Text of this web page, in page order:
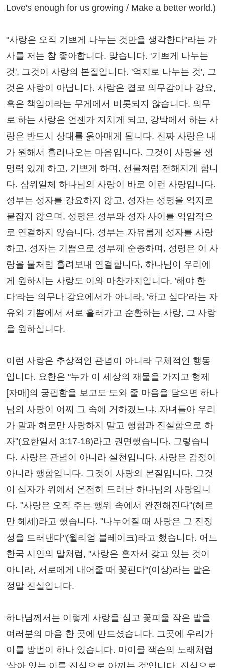
Love's enough for us growing / Make a better world.)
"사랑은 오직 기쁘게 나누는 것만을 생각한다"라는 가
사를 저는 참 좋아합니다. 맞습니다. '기쁘게 나누는
것', 그것이 사랑의 본질입니다. '억지로 나누는 것', 그
것은 사랑이 아닙니다. 사랑은 결코 의무감이나 강요,
혹은 책임이라는 무게에서 비롯되지 않습니다. 의무
로 하는 사랑은 언젠가 지치게 되고, 강박에서 하는 사
랑은 반드시 상대를 옭아매게 됩니다. 진짜 사랑은 내
가 원해서 흘러나오는 마음입니다. 그것이 사랑을 생
명력 있게 하고, 기쁘게 하며, 선물처럼 전해지게 합니
다. 삼위일체 하나님의 사랑이 바로 이런 사랑입니다.
성부는 성자를 강요하지 않고, 성자는 성령을 억지로
붙잡지 않으며, 성령은 성부와 성자 사이를 억압적으
로 연결하지 않습니다. 성부는 자유롭게 성자를 사랑
하고, 성자는 기쁨으로 성부께 순종하며, 성령은 이 사
랑을 물처럼 흘려보내 연결합니다. 하나님이 우리에
게 원하시는 사랑도 이와 마찬가지입니다. '해야 한
다'라는 의무나 강요에서가 아니라, '하고 싶다'라는 자
유와 기쁨에서 서로 흘러가고 순환하는 사랑, 그 사랑
을 원하십니다.
이런 사랑은 추상적인 관념이 아니라 구체적인 행동
입니다. 요한은 "누가 이 세상의 재물을 가지고 형제
[자매]의 궁핍함을 보고도 도와 줄 마음을 닫으면 하나
님의 사랑이 어찌 그 속에 거하겠느냐. 자녀들아 우리
가 말과 혀로만 사랑하지 말고 행함과 진실함으로 하
자"(요한일서 3:17-18)라고 권면했습니다. 그렇습니
다. 사랑은 관념이 아니라 실천입니다. 사랑은 감정이
아니라 행함입니다. 그것이 사랑의 본질입니다. 그것
이 십자가 위에서 온전히 드러난 하나님의 사랑입니
다. "사랑은 오직 주는 행위 속에서 완전해진다"(헤르
만 헤세)라고 했습니다. "나누어질 때 사랑은 그 진정
성을 드러낸다"(윌리엄 블레이크)라고 했습니다. 어느
한국 시인의 말처럼, "사랑은 혼자서 갖고 있는 것이
아니라, 서로에게 내어줄 때 꽃핀다"(이상)라는 말은
정말 진실입니다.
하나님께서는 이렇게 사랑을 심고 꽃피울 작은 밭을
여러분의 마음 한 곳에 만드셨습니다. 그곳에 우리가
이를 방법이 하나 있습니다. 마이클 잭슨의 노래처럼
'살아 있는 이를 진심으로 아끼는 것'입니다. 진심으로